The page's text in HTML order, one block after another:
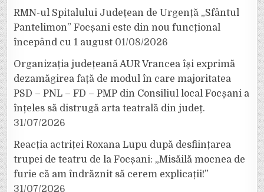
RMN-ul Spitalului Județean de Urgență „Sfântul
Pantelimon” Focșani este din nou funcțional
începând cu 1 august 01/08/2026
Organizația județeană AUR Vrancea își exprimă
dezamăgirea față de modul în care majoritatea
PSD – PNL – FD – PMP din Consiliul local Focșani a
înțeles să distrugă arta teatrală din județ.
31/07/2026
Reacția actriței Roxana Lupu după desființarea
trupei de teatru de la Focșani: „Misăilă mocnea de
furie că am îndrăznit să cerem explicații!”
31/07/2026